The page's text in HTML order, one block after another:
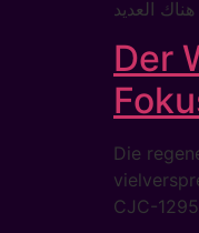
Der
Die
CJC-